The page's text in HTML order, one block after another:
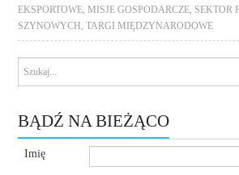
EKSPORTOWE
MISJE GOSPODARCZE SEKTOR
SZYNOWYCH
,TARGI MIĘDZYNARODOWE
BĄDŹ NA BIEŻĄCO
Imię